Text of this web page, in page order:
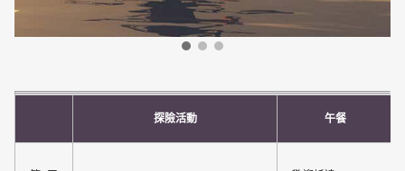
探險活動 午餐